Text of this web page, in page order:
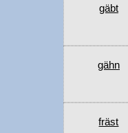
gäbt
gähn
fräst